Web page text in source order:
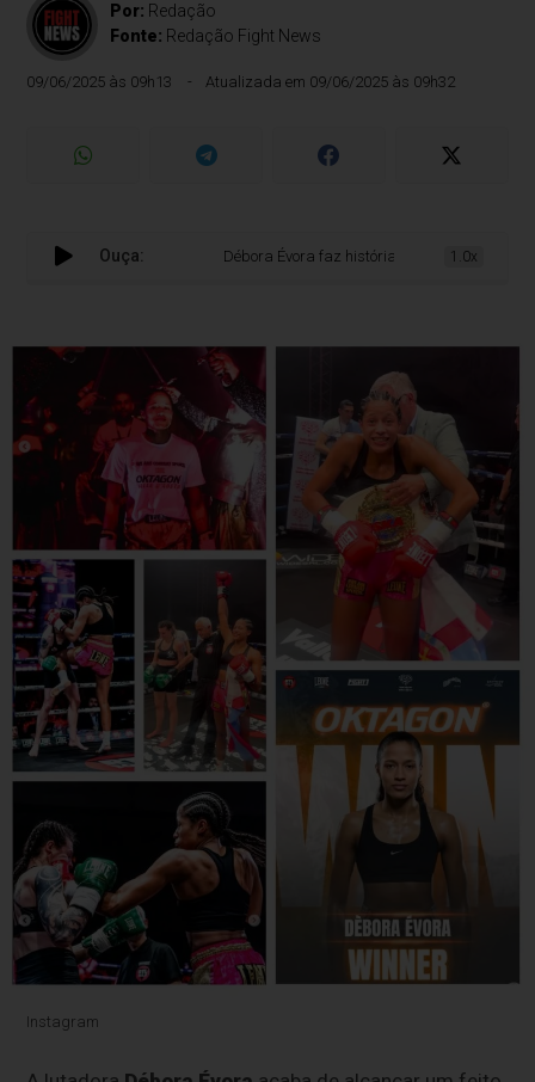
Por: Redação
Fonte: Redação Fight News
09/06/2025 às 09h13 Atualizada em 09/06/2025 às 09h32
Ouça: Débora Évora faz história e conquista título
1.0x
Instagram